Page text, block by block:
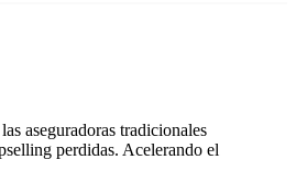
aseguradoras tradicionales
perdidas. Acelerando el